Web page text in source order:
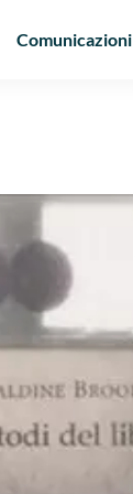
Comunicazioni